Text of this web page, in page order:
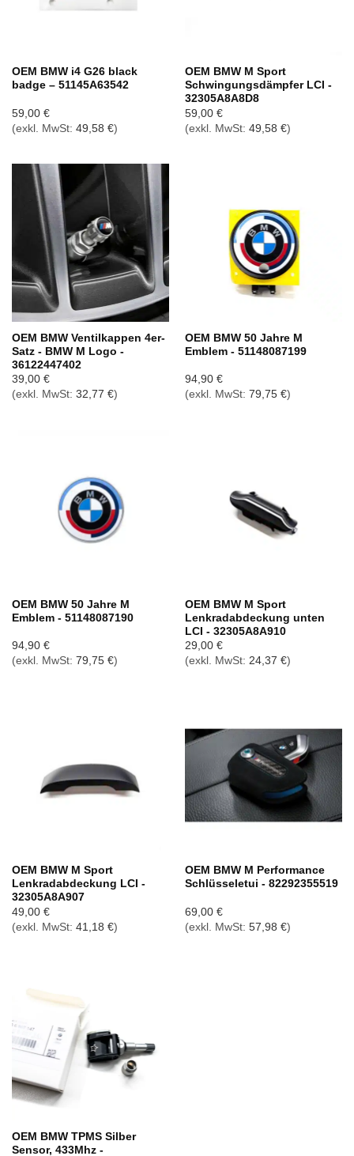
OEM BMW i4 G26 black
badge – 51145A63542
59,00 €
(exkl. MwSt: 49,58 €)
OEM BMW M Sport
Schwingungsdämpfer LCI -
32305A8A8D8
59,00 €
(exkl. MwSt: 49,58 €)
OEM BMW Ventilkappen 4er-
Satz - BMW M Logo -
36122447402
39,00 €
(exkl. MwSt: 32,77 €)
OEM BMW 50 Jahre M
Emblem - 51148087199
94,90 €
(exkl. MwSt: 79,75 €)
OEM BMW 50 Jahre M
Emblem - 51148087190
94,90 €
(exkl. MwSt: 79,75 €)
OEM BMW M Sport
Lenkradabdeckung unten
LCI - 32305A8A910
29,00 €
(exkl. MwSt: 24,37 €)
OEM BMW M Sport
Lenkradabdeckung LCI -
32305A8A907
49,00 €
(exkl. MwSt: 41,18 €)
OEM BMW M Performance
Schlüsseletui - 82292355519
69,00 €
(exkl. MwSt: 57,98 €)
OEM BMW TPMS Silber
Sensor, 433Mhz -